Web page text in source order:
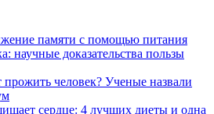
памяти с помощью питания
научные доказательства пользы
прожить человек? Ученые назвали
сердце: 4 лучших диеты и одна